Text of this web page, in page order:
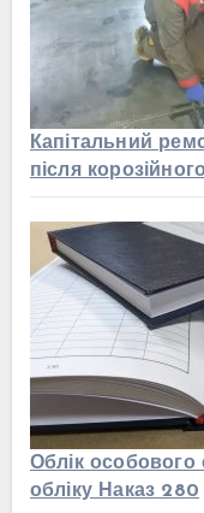
Капітальний
після
Облік
обліку Наказ 280